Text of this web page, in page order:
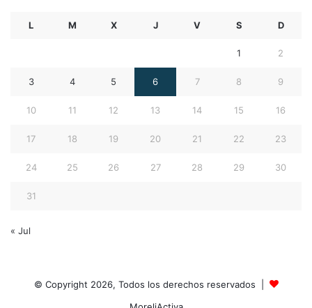
L M X J V S D
1 2
3 4 5 6 7 8 9
10 11 12 13 14 15 16
17 18 19 20 21 22 23
24 25 26 27 28 29 30
31
« Jul
© Copyright 2026, Todos los derechos reservados |